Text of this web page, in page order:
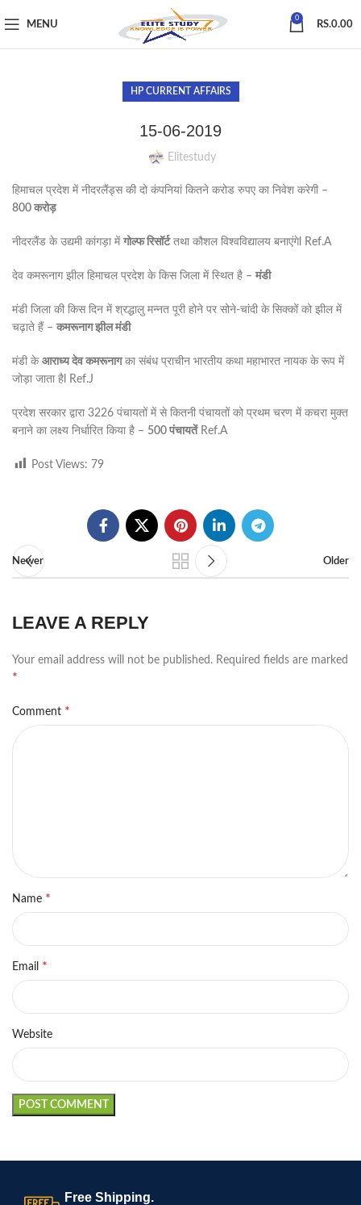
MENU
0
RS.0.00
HP CURRENT AFFAIRS
15-06-2019
Elitestudy
हिमाचल प्रदेश में नीदरलैंड्स की दो कंपनियां कितने करोड रुपए का निवेश करेगी –
800 करोड़
नीदरलैंड के उद्यमी कांगड़ा में गोल्फ रिसॉर्टतथा कौशल विश्वविद्यालय बनाएंगेl Ref.A
देव कमरूनाग झील हिमाचल प्रदेश के किस जिला में स्थित है – मंडी
मंडी जिला की किस दिन में श्रद्धालु मन्नत पूरी होने पर सोने-चांदी के सिक्कों को झील में
चढ़ाते हैं – कमरूनाग झील मंडी
मंडी के आराध्य देव कमरूनागका संबंध प्राचीन भारतीय कथा महाभारत नायक के रूप में
जोड़ा जाता हैl Ref.J
प्रदेश सरकार द्वारा 3226 पंचायतों में से कितनी पंचायतों को प्रथम चरण में कचरा मुक्त
बनाने का लक्ष्य निर्धारित किया है – 500 पंचायतेंRef.A
Post Views: 79
Newer Older
LEAVE A REPLY
Your email address will not be published. Required fields are marked
*
Comment *
Name *
Email *
Website
Free Shipping.